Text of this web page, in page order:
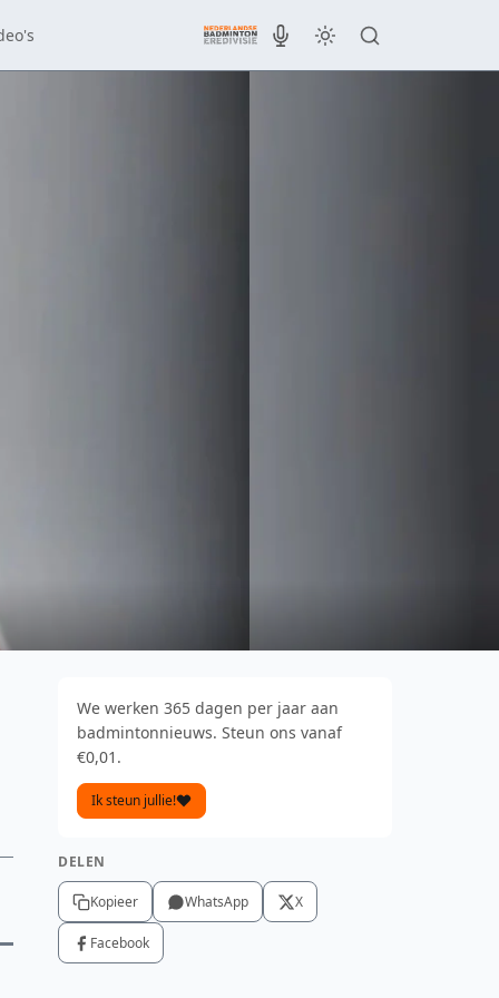
We werken 365 dagen per jaar aan
badmintonnieuws. Steun ons vanaf
€0,01.
Ik steun jullie!
DELEN
Kopieer WhatsApp X
Facebook